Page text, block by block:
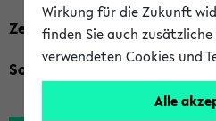
Zeiten
Sonstiges
Wirkung für die Zukunft
finden Sie auch
verwendeten Cookies und
Alle